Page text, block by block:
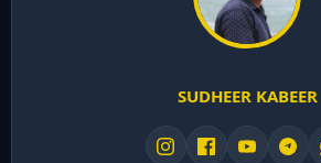
SUDHEER KABEER